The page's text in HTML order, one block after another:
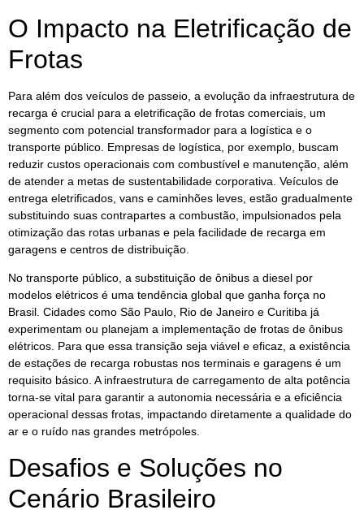
O Impacto na Eletrificação de
Frotas
Para além dos veículos de passeio, a evolução da infraestrutura de
recarga é crucial para a eletrificação de frotas comerciais, um
segmento com potencial transformador para a logística e o
transporte público. Empresas de logística, por exemplo, buscam
reduzir custos operacionais com combustível e manutenção, além
de atender a metas de sustentabilidade corporativa. Veículos de
entrega eletrificados, vans e caminhões leves, estão gradualmente
substituindo suas contrapartes a combustão, impulsionados pela
otimização das rotas urbanas e pela facilidade de recarga em
garagens e centros de distribuição.
No transporte público, a substituição de ônibus a diesel por
modelos elétricos é uma tendência global que ganha força no
Brasil. Cidades como São Paulo, Rio de Janeiro e Curitiba já
experimentam ou planejam a implementação de frotas de ônibus
elétricos. Para que essa transição seja viável e eficaz, a existência
de estações de recarga robustas nos terminais e garagens é um
requisito básico. A infraestrutura de carregamento de alta potência
torna-se vital para garantir a autonomia necessária e a eficiência
operacional dessas frotas, impactando diretamente a qualidade do
ar e o ruído nas grandes metrópoles.
Desafios e Soluções no
Cenário Brasileiro